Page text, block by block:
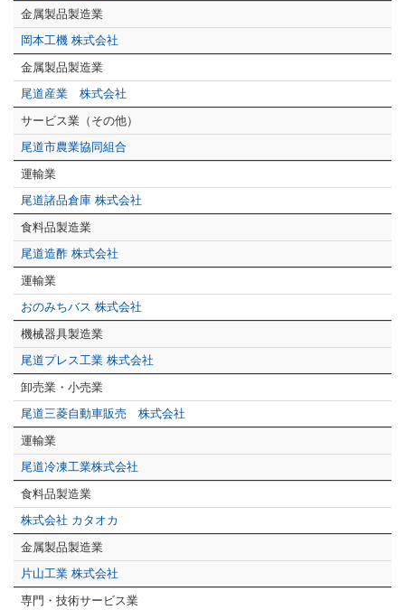
金属製品製造業
岡本工機 株式会社
金属製品製造業
尾道産業 株式会社
サービス業（その他）
尾道市農業協同組合
運輸業
尾道諸品倉庫 株式会社
食料品製造業
尾道造酢 株式会社
運輸業
おのみちバス 株式会社
機械器具製造業
尾道プレス工業 株式会社
卸売業・小売業
尾道三菱自動車販売 株式会社
運輸業
尾道冷凍工業株式会社
食料品製造業
株式会社 カタオカ
金属製品製造業
片山工業 株式会社
専門・技術サービス業